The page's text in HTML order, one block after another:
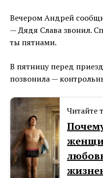
Вечером Андрей
— Дядя Слава звонил.
ты пятнами.
В пятницу перед
позвонила —
Читайте